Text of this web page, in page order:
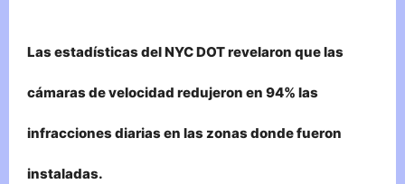
Las estadísticas del NYC DOT revelaron que las
cámaras de velocidad redujeron en 94% las
infracciones diarias en las zonas donde fueron
instaladas.